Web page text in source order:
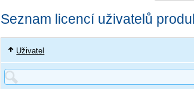
Seznam licencí uživatelů
Uživatel